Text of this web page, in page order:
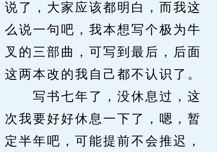
说了，大家应该都明白，而我这
么说一句吧，我本想写个极为牛
叉的三部曲，可写到最后，后面
这两本改的我自己都不认识了。
写书七年了，没休息过，这
次我要好好休息一下了，嗯，暂
定半年吧，可能提前不会推迟，